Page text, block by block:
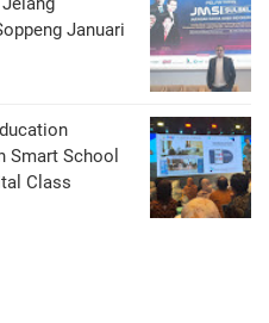
Januari
Smart School
Class